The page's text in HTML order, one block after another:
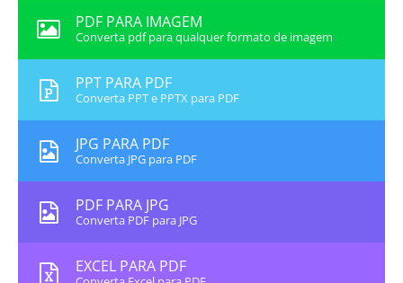
PDF PARA IMAGEM
Converta pdf para qualquer formato de imagem
PPT PARA PDF
Converta PPT e PPTX para PDF
JPG PARA PDF
Converta JPG para PDF
PDF PARA JPG
Converta PDF para JPG
EXCEL PARA PDF